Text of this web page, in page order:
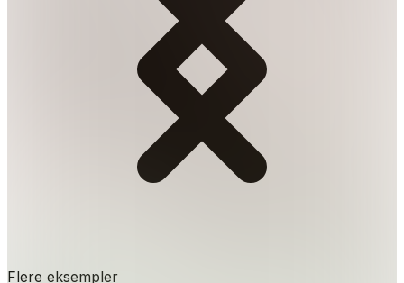
Flere eksempler